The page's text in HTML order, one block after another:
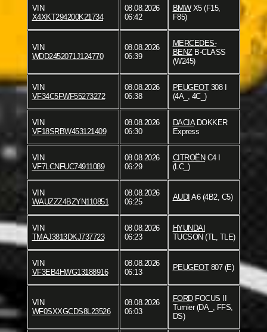
VIN
X4XKT294200K21734
08.08.2026
06:42
BMWX5 (F15,
F85)
VIN
WDD2452071J124770
08.08.2026
06:39
MERCEDES-
BENZB-CLASS
(W245)
VIN
VF34C5FWF55273272
08.08.2026
06:38
PEUGEOT308 I
(4A_, 4C_)
VIN
VF18SRBW453121409
08.08.2026
06:30
DACIADOKKER
Express
VIN
VF7LCNFUC74911089
08.08.2026
06:29
CITROËN C4 I
(LC_)
VIN
WAUZZZ4BZYN110851
08.08.2026
06:25
AUDI A6 (4B2, C5)
VIN
TMAJ3813DKJ737723
08.08.2026
06:23
HYUNDAI
TUCSON (TL, TLE)
VIN
VF3EB4HWG13188916
08.08.2026
06:13
PEUGEOT807 (E)
VIN
WF0SXXGCDS8L23526
08.08.2026
06:03
FORDFOCUS II
Turnier (DA_, FFS,
DS)